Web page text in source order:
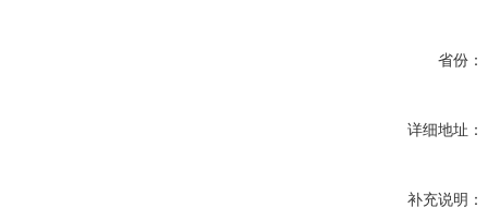
省份：
详细地址：
补充说明：